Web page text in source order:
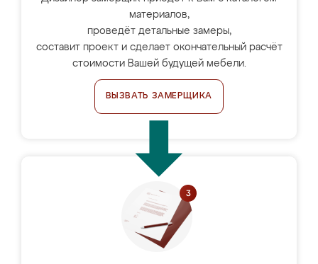
материалов,
проведёт детальные замеры,
составит проект и сделает окончательный расчёт
стоимости Вашей будущей мебели.
ВЫЗВАТЬ ЗАМЕРЩИКА